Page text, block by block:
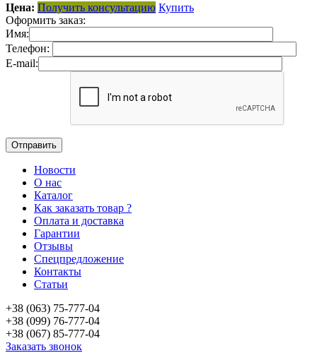
Цена: Получить консультацию Купить
Оформить заказ:
Имя:
Телефон:
E-mail:
Новости
О нас
Каталог
Как заказать товар ?
Оплата и доставка
Гарантии
Отзывы
Спецпредложение
Контакты
Статьи
+38 (063) 75-777-04
+38 (099) 76-777-04
+38 (067) 85-777-04
Заказать звонок